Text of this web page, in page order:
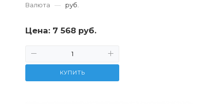
Валюта — руб.
Цена: 7 568 руб.
КУПИТЬ